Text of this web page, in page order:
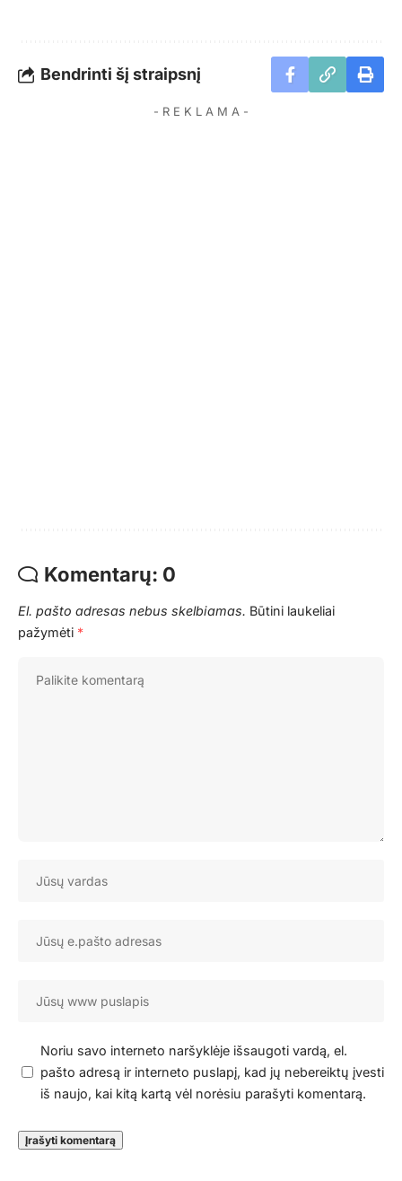
Bendrinti šį straipsnį
- R E K L A M A -
Komentarų: 0
El. pašto adresas nebus skelbiamas. Būtini laukeliai
pažymėti *
Noriu savo interneto naršyklėje išsaugoti vardą, el.
pašto adresą ir interneto puslapį, kad jų nebereiktų įvesti
iš naujo, kai kitą kartą vėl norėsiu parašyti komentarą.